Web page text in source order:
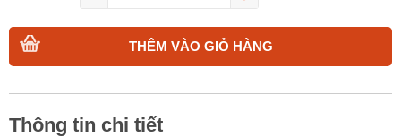
THÊM VÀO GIỎ HÀNG
Thông tin chi tiết